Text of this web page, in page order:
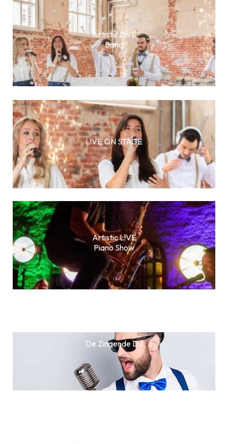
Artistic L!VE
Band
L!VE ON STAGE
Artistic L!VE
Piano Show
De Zingende DJ